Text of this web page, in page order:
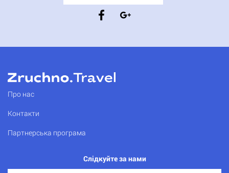
Про нас
Контакти
Партнерська програма
Слідкуйте за нами